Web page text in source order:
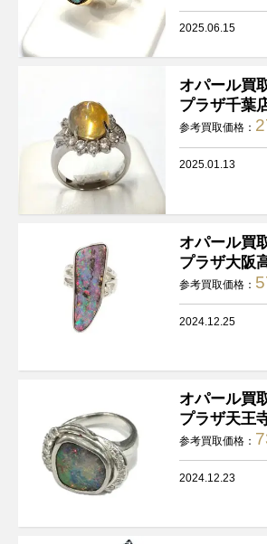
2025.06.15
オパール買
プラザ千葉
参考買取価格：
2025.01.13
オパール買
プラザ大阪
参考買取価格：
2024.12.25
オパール買
プラザ天王
参考買取価格：
2024.12.23